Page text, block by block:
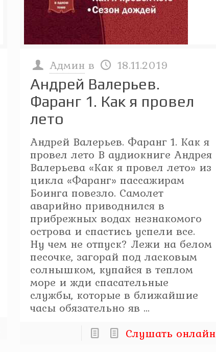
Админ в 18.11.2019
Андрей Валерьев.
Фаранг 1. Как я провел
лето
Андрей Валерьев. Фаранг 1. Как я
провел лето В аудиокниге Андрея
Валерьева «Как я провел лето» из
цикла «Фаранг» пассажирам
Боинга повезло. Самолет
аварийно приводнился в
прибрежных водах незнакомого
острова и спастись успели все.
Ну чем не отпуск? Лежи на белом
песочке, загорай под ласковым
солнышком, купайся в теплом
море и жди спасательные
службы, которые в ближайшие
часы обязательно яв ...
Слушать онлайн